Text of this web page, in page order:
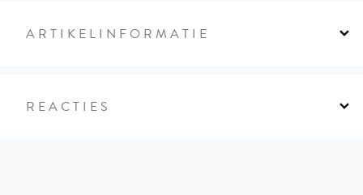
ARTIKELINFORMATIE
REACTIES